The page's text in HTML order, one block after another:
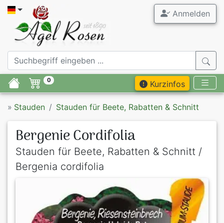
Anmelden
0 Kurzinfos
» Stauden Stauden für Beete, Rabatten & Schnitt
Bergenie Cordifolia
Stauden für Beete, Rabatten & Schnitt /
Bergenia cordifolia